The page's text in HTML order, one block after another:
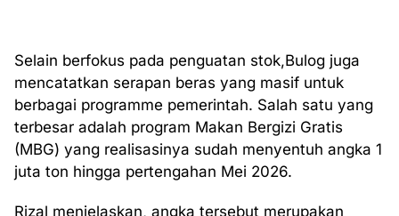
Selain berfokus pada penguatan stok,Bulog juga
mencatatkan serapan beras yang masif untuk
berbagai programme pemerintah. Salah satu yang
terbesar adalah program Makan Bergizi Gratis
(MBG) yang realisasinya sudah menyentuh angka 1
juta ton hingga pertengahan Mei 2026.
Rizal menjelaskan, angka tersebut merupakan